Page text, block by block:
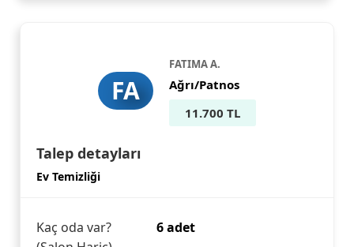
FA
FATIMA A.
Ağrı/Patnos
11.700 TL
Talep detayları
Ev Temizliği
Kaç oda var?
6 adet